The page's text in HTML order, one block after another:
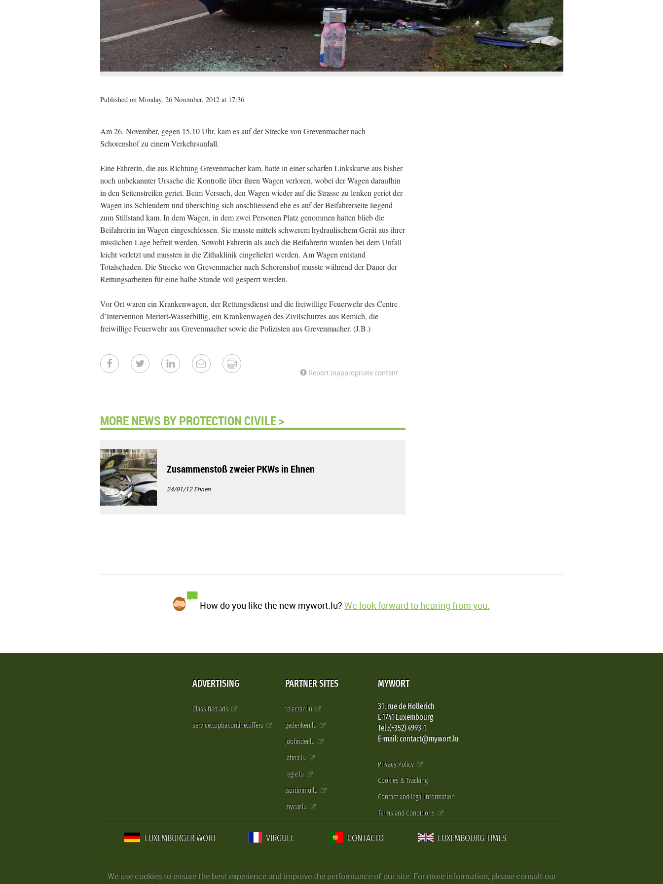
Published on Monday, 26 November, 2012 at 17:36
Am 26. November, gegen 15.10 Uhr, kam es auf der Strecke von Grevenmacher nach
Schorenshof zu einem Verkehrsunfall.
Eine Fahrerin, die aus Richtung Grevenmacher kam, hatte in einer scharfen Linkskurve aus bisher
noch unbekannter Ursache die Kontrolle über ihren Wagen verloren, wobei der Wagen daraufhin
in den Seitenstreifen geriet. Beim Versuch, den Wagen wieder auf die Strasse zu lenken geriet der
Wagen ins Schleudern und überschlug sich anschliessend ehe es auf der Beifahrerseite liegend
zum Stillstand kam. In dem Wagen, in dem zwei Personen Platz genommen hatten blieb die
Beifahrerin im Wagen eingeschlossen. Sie musste mittels schwerem hydraulischem Gerät aus ihrer
misslichen Lage befreit werden. Sowohl Fahrerin als auch die Beifahrerin wurden bei dem Unfall
leicht verletzt und mussten in die Zithaklinik eingeliefert werden. Am Wagen entstand
Totalschaden. Die Strecke von Grevenmacher nach Schorenshof musste während der Dauer der
Rettungsarbeiten für eine halbe Stunde voll gesperrt werden.
Vor Ort waren ein Krankenwagen, der Rettungsdienst und die freiwillige Feuerwehr des Centre
d’Intervention Mertert-Wasserbillig, ein Krankenwagen des Zivilschutzes aus Remich, die
freiwillige Feuerwehr aus Grevenmacher sowie die Polizisten aus Grevenmacher. (J.B.)
Report inappropriate content
MORE NEWS BY PROTECTION CIVILE >
Zusammenstoß zweier PKWs in Ehnen
24/01/12Ehnen
How do you like the new mywort.lu? We look forward to hearing from you.
ADVERTISING
Classified ads
service.topbar.online.offers
PARTNER SITES
telecran.lu
gedenken.lu
jobfinder.lu
latina.lu
regie.lu
wortimmo.lu
mycar.lu
MYWORT
31, rue de Hollerich
L-1741 Luxembourg
Tel.:(+352) 4993-1
E-mail: contact@mywort.lu
Privacy Policy
Cookies & Tracking
Contact and legal information
Terms and Conditions
LUXEMBURGER WORT VIRGULE CONTACTO LUXEMBOURG TIMES
We use cookies to ensure the best experience and improve the performance of our site. For more information, please consult our